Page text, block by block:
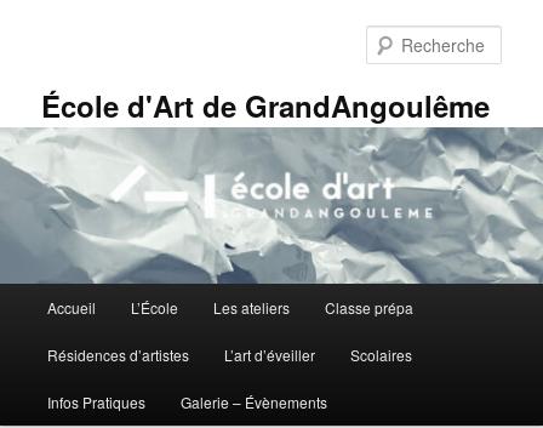
principalÉcole d'Art de GrandAngoulême
principal
Accueil L’École Les ateliers Classe prépa
Résidences d’artistes L’art d’éveiller Scolaires
Infos Pratiques Galerie – Évènements